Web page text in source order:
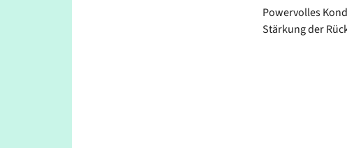
Powervolles
Stärkung der